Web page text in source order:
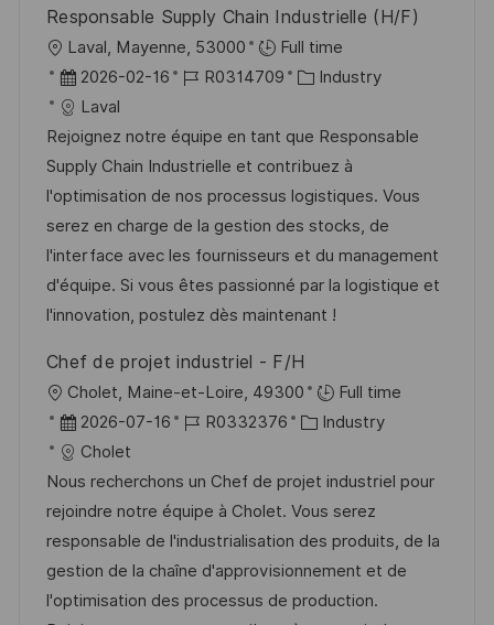
c
h
u
n
g
e
r
ö
f
f
e
n
t
l
i
c
h
u
n
g
Responsable Supply Chain Industrielle (H/F)
O
r
t
Laval, Mayenne, 53000
Full time
D
a
t
u
m
d
e
r
V
r
ö
f
f
e
n
t
l
i
2026-02-16
J
b
-
I
D
R0314709
K
t
e
g
o
r
e
Industry
Laval
Rejoignez notre équipe en tant que Responsable
Supply Chain Industrielle et contribuez à
l'optimisation de nos processus logistiques. Vous
serez en charge de la gestion des stocks, de
l'interface avec les fournisseurs et du management
d'équipe. Si vous êtes passionné par la logistique et
l'innovation, postulez dès maintenant !
Chef de projet industriel - F/H
O
r
t
Cholet, Maine-et-Loire, 49300
Full time
D
a
t
u
m
d
e
2026-07-16
J
b
-
I
D
R0332376
K
t
e
g
o
r
Industry
Cholet
Nous recherchons un Chef de projet industriel pour
rejoindre notre équipe à Cholet. Vous serez
responsable de l'industrialisation des produits, de la
gestion de la chaîne d'approvisionnement et de
l'optimisation des processus de production.